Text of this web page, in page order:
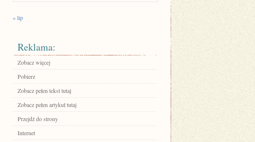
« lip
Reklama:
Zobacz więcej
Pobierz
Zobacz pełen tekst tutaj
Zobacz pełen artykuł tutaj
Przejdź do strony
Internet